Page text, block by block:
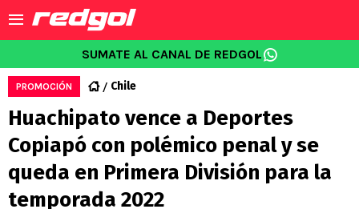
SUMATE AL CANAL DE REDGOL
PROMOCIÓN Chile
Huachipato vence a Deportes
Copiapó con polémico penal y se
queda en Primera División para la
temporada 2022